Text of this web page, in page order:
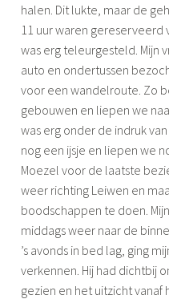
halen. Dit lukte, maar de
11 uur waren
was erg teleurgesteld. Mijn
auto en ondertussen
voor een wandelroute. Zo
gebouwen en liepen we
was erg onder de indruk
nog een ijsje en liepen we
Moezel voor de laatste
weer richting Leiwen en
boodschappen te doen.
middags weer naar de
’s avonds in bed lag, ging
verkennen. Hij had dichtbij
gezien en het uitzicht